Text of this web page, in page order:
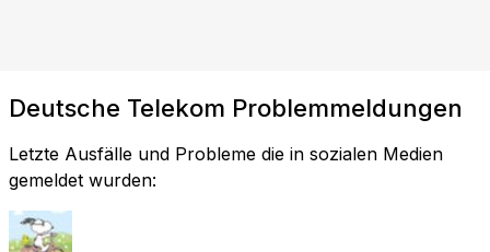
Deutsche Telekom Problemmeldungen
Letzte Ausfälle und Probleme die in sozialen Medien
gemeldet wurden: